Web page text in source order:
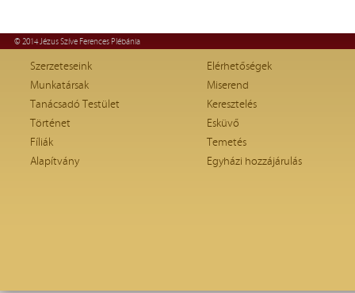
© 2014 Jézus Szíve Ferences Plébánia
Szerzeteseink
Munkatársak
Tanácsadó Testület
Történet
Fíliák
Alapítvány
Elérhetőségek
Miserend
Keresztelés
Esküvő
Temetés
Egyházi hozzájárulás